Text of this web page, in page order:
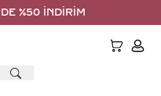
%50 İNDİRİM